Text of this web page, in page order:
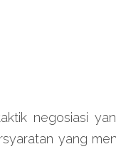
negosiasi
yang